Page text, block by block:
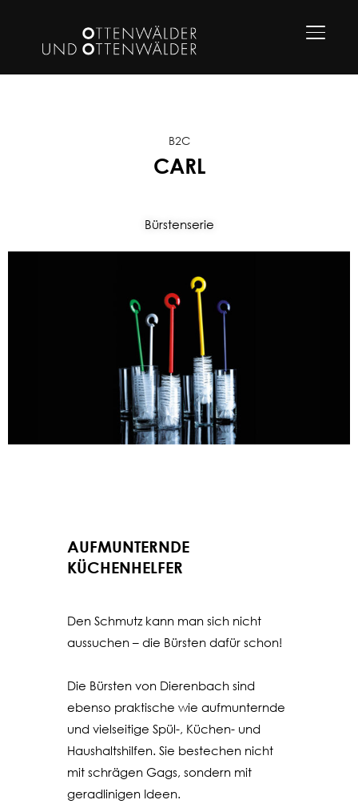
B2C
CARL
Bürstenserie
AUFMUNTERNDE
KÜCHENHELFER
Den Schmutz kann man sich nicht
aussuchen – die Bürsten dafür schon!
Die Bürsten von Dierenbach sind
ebenso praktische wie aufmunternde
und vielseitige Spül-, Küchen- und
Haushaltshilfen. Sie bestechen nicht
mit schrägen Gags, sondern mit
geradlinigen Ideen.